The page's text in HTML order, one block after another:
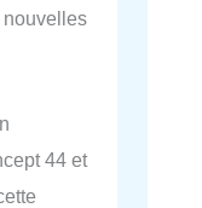
nouvelles
44 et